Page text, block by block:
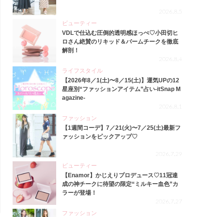
2026.8.5
ビューティー
VDLで仕込む圧倒的透明感ほっぺ♡小田切ヒ
ロさん絶賛のリキッド＆バームチークを徹底
解剖！
2026.8.4
ライフスタイル
【2026年8／1(土)〜8／15(土)】運気UPの12
星座別“ファッションアイテム”占い-itSnap M
agazine-
2026.8.1
ファッション
【1週間コーデ】7／21(火)〜7／25(土)最新フ
ァッションをピックアップ♡
2026.7.29
ビューティー
【Enamor】かじえりプロデュース♡11冠達
成の神チークに待望の限定“ミルキー血色”カ
ラーが登場！
2026.7.27
ファッション